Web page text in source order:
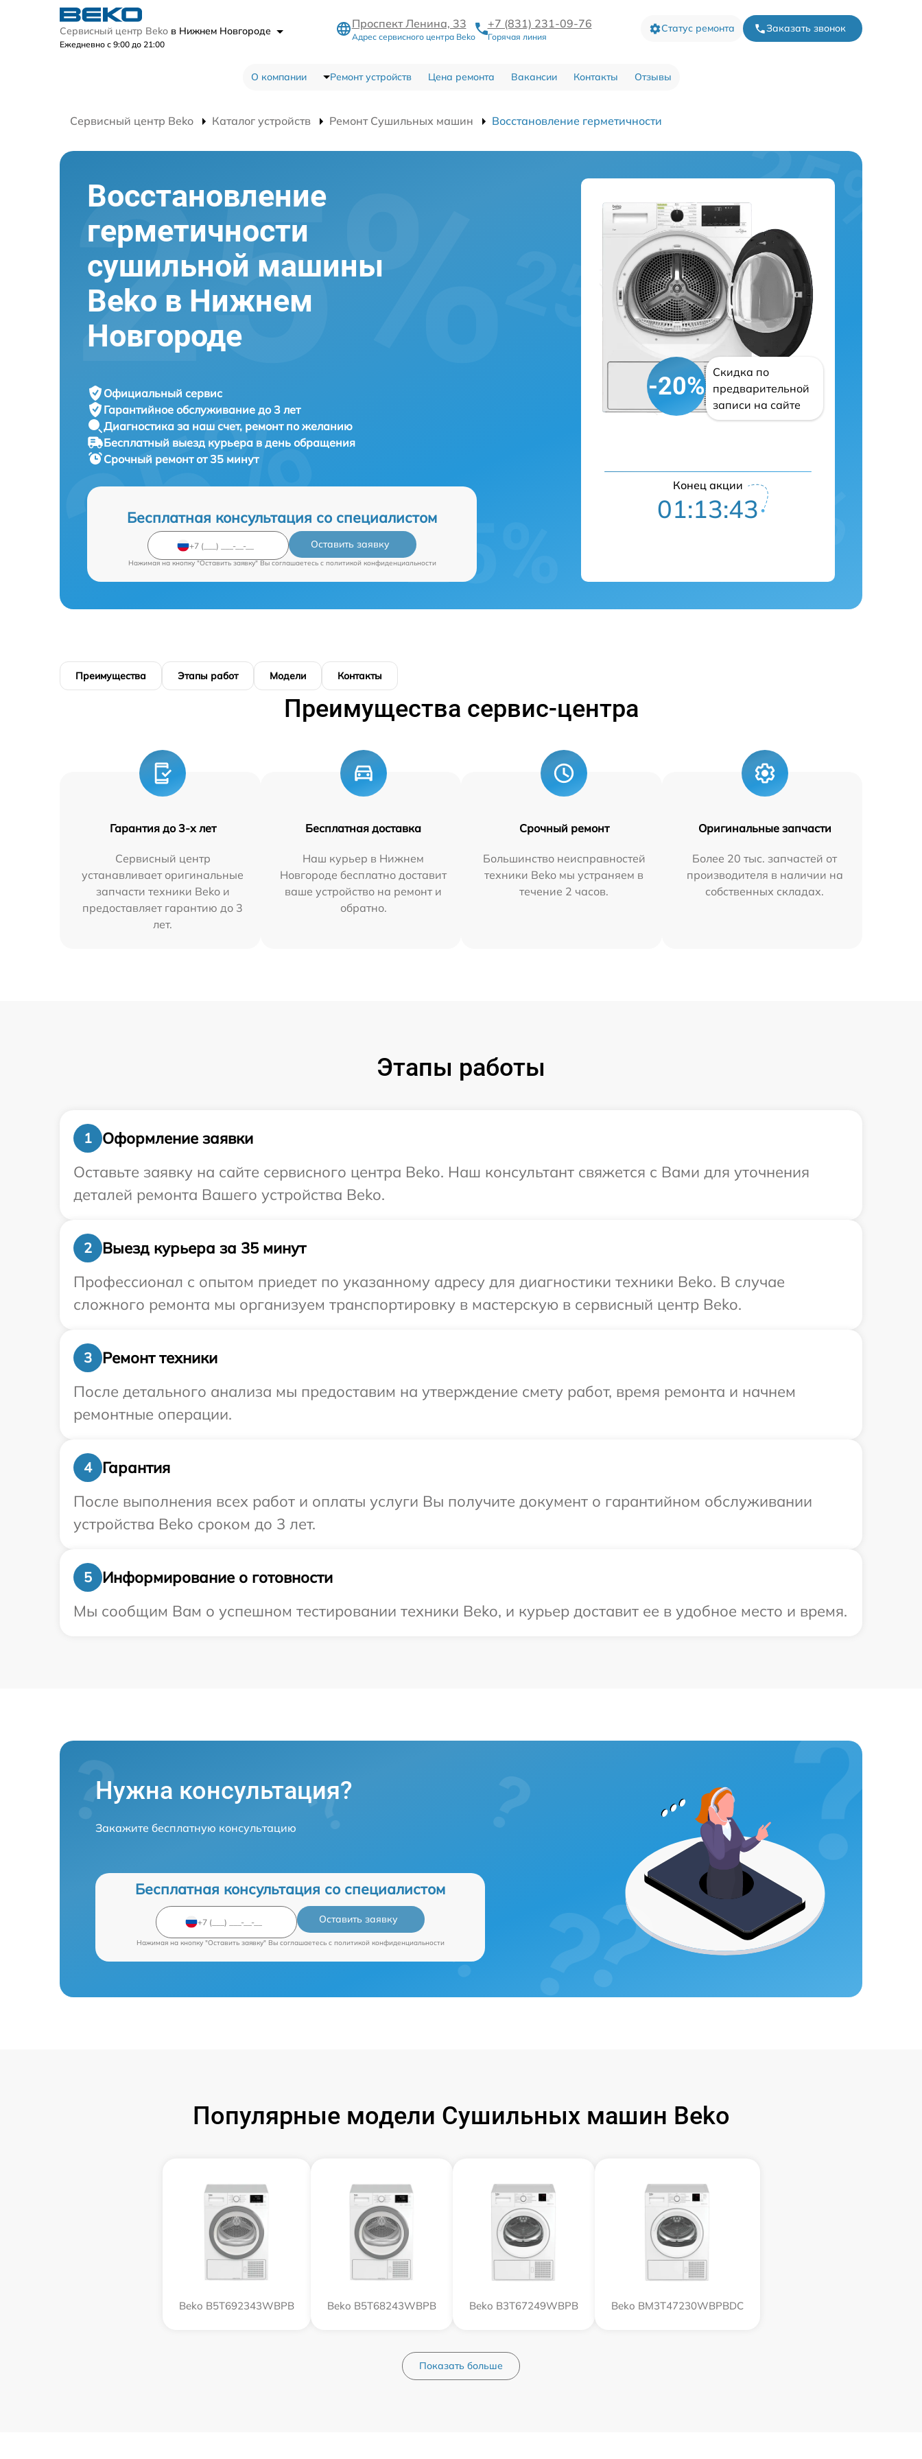
Сервисный центр Beko в Нижнем Новгороде
Ежедневно с 9:00 до 21:00
Проспект Ленина, 33
Адрес сервисного центра Beko
+7 (831) 231-09-76
Горячая линия
Статус ремонта Заказать звонок
О компании Ремонт устройств Цена ремонта Вакансии Контакты Отзывы
Сервисный центр Beko Каталог устройств Ремонт Сушильных машин Восстановление герметичности
Восстановление
герметичности
сушильной машины
Beko в Нижнем
Новгороде
Официальный сервис
Гарантийное обслуживание до 3 лет
Диагностика за наш счет, ремонт по желанию
Бесплатный выезд курьера в день обращения
Срочный ремонтот 35 минут
Бесплатная консультация со специалистом
Оставить заявку
Нажимая на кнопку "Оставить заявку" Вы соглашаетесь c политикой конфиденциальности
-20%
Скидка по
предварительной
записи на сайте
Конец акции
01:13:42
Преимущества Этапы работ Модели Контакты
Преимущества сервис-центра
Гарантия до 3-х лет
Сервисный центр
устанавливает оригинальные
запчасти техники Beko и
предоставляет гарантию до 3
лет.
Бесплатная доставка
Наш курьер в Нижнем
Новгороде бесплатно доставит
ваше устройство на ремонт и
обратно.
Срочный ремонт
Большинство неисправностей
техники Beko мы устраняем в
течение 2 часов.
Оригинальные запчасти
Более 20 тыс. запчастей от
производителя в наличии на
собственных складах.
Этапы работы
1
Оформление заявки
Оставьте заявку на сайте сервисного центра Beko. Наш консультант свяжется с Вами для уточнения
деталей ремонта Вашего устройства Beko.
2
Выезд курьера за 35 минут
Профессионал с опытом приедет по указанному адресу для диагностики техники Beko. В случае
сложного ремонта мы организуем транспортировку в мастерскую в сервисный центр Beko.
3
Ремонт техники
После детального анализа мы предоставим на утверждение смету работ, время ремонта и начнем
ремонтные операции.
4
Гарантия
После выполнения всех работ и оплаты услуги Вы получите документ о гарантийном обслуживании
устройства Beko сроком до 3 лет.
5
Информирование о готовности
Мы сообщим Вам о успешном тестировании техники Beko, и курьер доставит ее в удобное место и время.
Нужна консультация?
Закажите бесплатную консультацию
Бесплатная консультация со специалистом
Оставить заявку
Нажимая на кнопку "Оставить заявку" Вы соглашаетесь c политикой конфиденциальности
Популярные модели Сушильных машин Beko
Beko B5T692343WBPB Beko B5T68243WBPB Beko B3T67249WBPB Beko BM3T47230WBPBDC
Показать больше